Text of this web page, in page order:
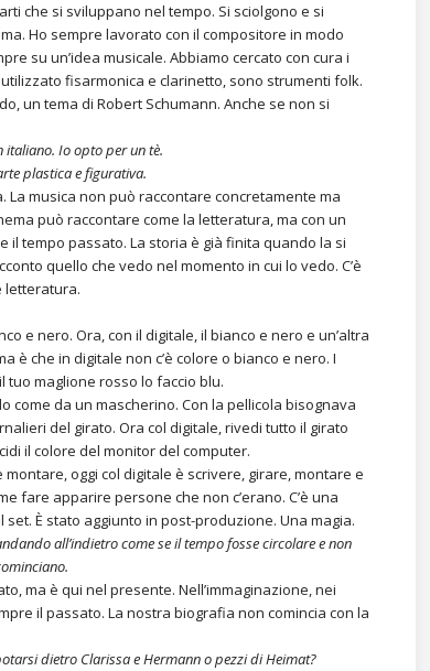
che si sviluppano nel tempo. Si sciolgono e si
Ho sempre lavorato con il compositore in modo
su un’idea musicale. Abbiamo cercato con cura i
fisarmonica e clarinetto, sono strumenti folk.
un tema di Robert Schumann. Anche se non si
italiano. Io opto per un tè.
plastica e figurativa.
musica non può raccontare concretamente ma
può raccontare come la letteratura, ma con un
tempo passato. La storia è già finita quando la si
quello che vedo nel momento in cui lo vedo. C’è
letteratura.
e nero. Ora, con il digitale, il bianco e nero e un’altra
è che in digitale non c’è colore o bianco e nero. I
tuo maglione rosso lo faccio blu.
come da un mascherino. Con la pellicola bisognava
del girato. Ora col digitale, rivedi tutto il girato
il colore del monitor del computer.
oggi col digitale è scrivere, girare, montare e
fare apparire persone che non c’erano. C’è una
È stato aggiunto in post-produzione. Una magia.
all’indietro come se il tempo fosse circolare e non
ma è qui nel presente. Nell’immaginazione, nei
il passato. La nostra biografia non comincia con la
dietro Clarissa e Hermann o pezzi di Heimat?